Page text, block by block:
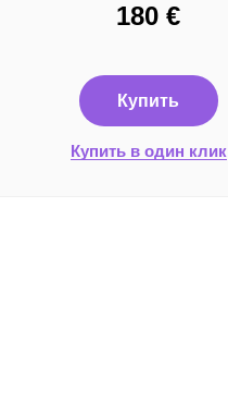
180 €
Купить
Купить в один клик